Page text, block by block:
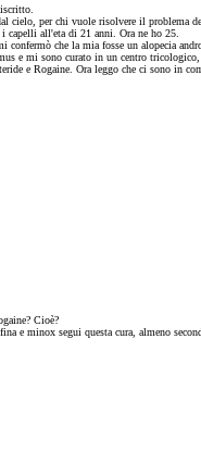
cielo, per chi vuole risolvere il problema
capelli all'eta di 21 anni. Ora ne ho 25.
confermò che la mia fosse un alopecia
e mi sono curato in un centro
e Rogaine. Ora leggo che ci sono in
Cioè?
e minox segui questa cura, almeno